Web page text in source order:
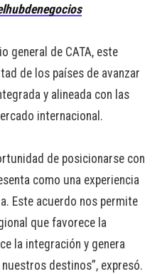
general de CATA, este
de los países de avanzar
y alineada con las
internacional.
de posicionarse con
como una experiencia
Este acuerdo nos permite
que favorece la
la integración y genera
destinos”, expresó.